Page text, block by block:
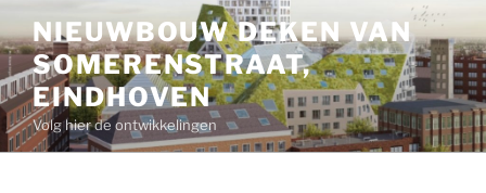
naar
de
inhoud
NIEUWBOUW DEKEN VAN
SOMERENSTRAAT,
EINDHOVEN
Volg hier de ontwikkelingen